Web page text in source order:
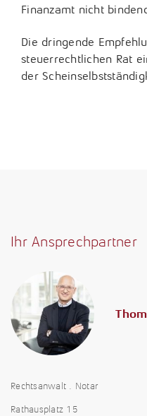
Finanzamt nicht
Die dringende
steuerrechtlichen Rat
der
Ihr Ansprechpartner
Rechtsanwalt . Notar
Rathausplatz 15